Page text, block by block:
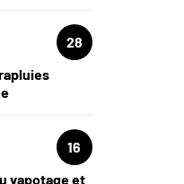
28
16
vapotage et